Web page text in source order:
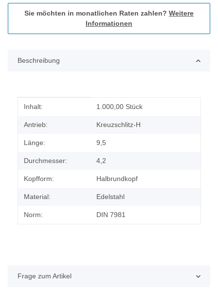
Sie möchten in monatlichen Raten zahlen? Weitere
Informationen
Beschreibung
Produkteigenschaft
Wert
Inhalt: 1.000,00 Stück
Antrieb: Kreuzschlitz-H
Länge: 9,5
Durchmesser: 4,2
Kopfform: Halbrundkopf
Material: Edelstahl
Norm: DIN 7981
Frage zum Artikel